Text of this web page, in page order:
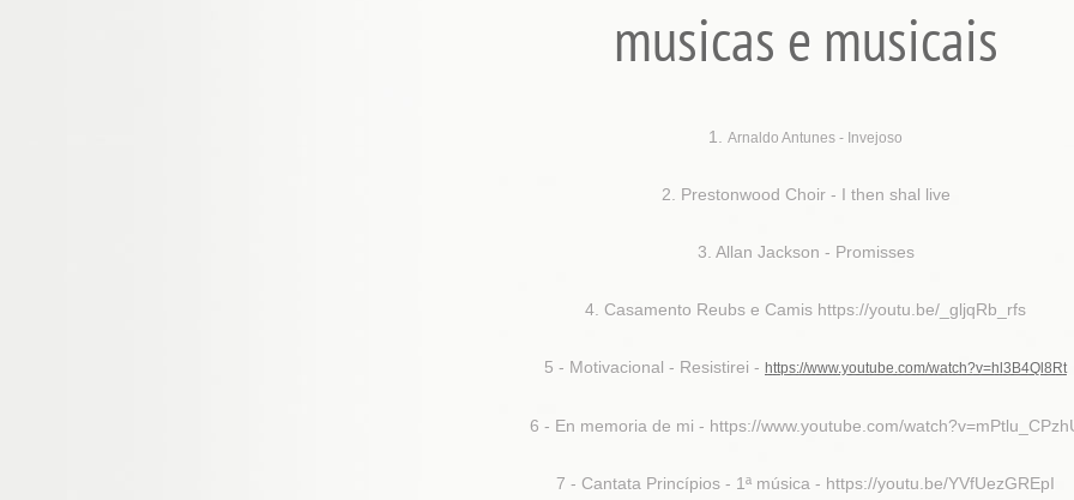
musicas e musicais
1. Arnaldo Antunes - Invejoso
2. Prestonwood Choir - I then shal live
3. Allan Jackson - Promisses
4. Casamento Reubs e Camis https://youtu.be/_gljqRb_rfs
5 - Motivacional - Resistirei - https://www.youtube.com/watch?v=hl3B4Ql8Rt
6 - En memoria de mi - https://www.youtube.com/
7 - Cantata Princípios - 1ª música - https://youtu.be/YVfUezGREpI